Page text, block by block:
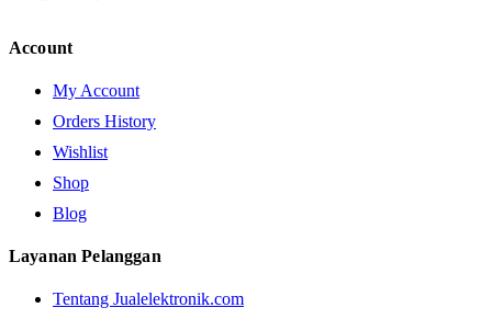
Account
My Account
Orders History
Wishlist
Shop
Blog
Layanan Pelanggan
Tentang Jualelektronik.com